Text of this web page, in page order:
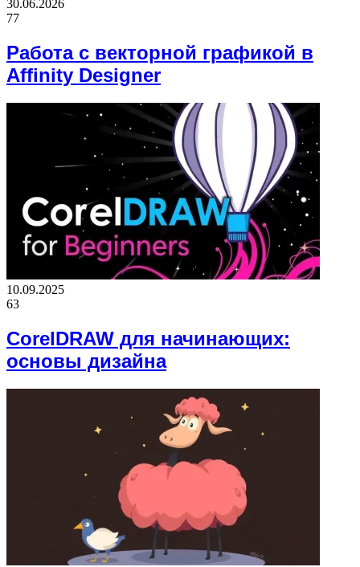
30.06.2026
77
Работа с векторной графикой в
Affinity Designer
10.09.2025
63
CorelDRAW для начинающих:
основы дизайна